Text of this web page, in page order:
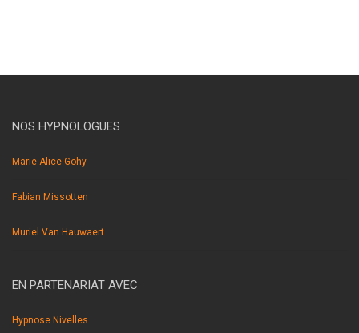
NOS HYPNOLOGUES
Marie-Alice Gohy
Fabian Missotten
Muriel Van Hauwaert
EN PARTENARIAT AVEC
Hypnose Nivelles